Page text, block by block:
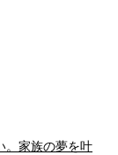
。家族の夢を叶